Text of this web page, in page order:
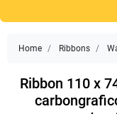
Home Ribbons
Ribbon 110 x